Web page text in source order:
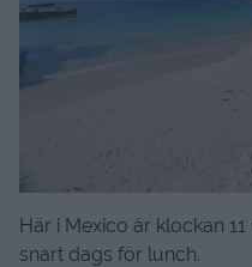
Här i Mexico är klockan 11
snart dags för lunch.